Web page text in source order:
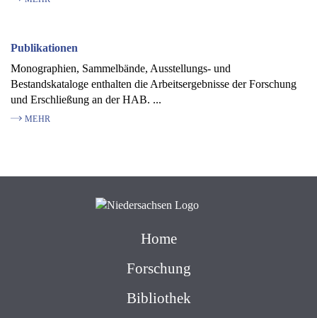
Publikationen
Monographien, Sammelbände, Ausstellungs- und
Bestandskataloge enthalten die Arbeitsergebnisse der Forschung
und Erschließung an der HAB. ...
MEHR
Home
Forschung
Bibliothek